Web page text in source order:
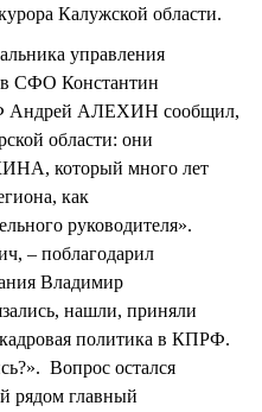
Калужской области.
управления
в СФО Константин
АЛЕХИН сообщил,
области: они
который много лет
как
руководителя».
– поблагодарил
Владимир
нашли, приняли
политика в КПРФ.
Вопрос остался
рядом главный